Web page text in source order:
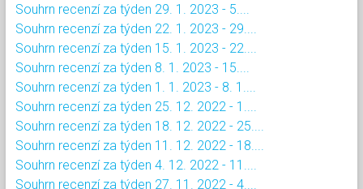
Souhrn recenzí za týden 29. 1. 2023 - 5....
Souhrn recenzí za týden 22. 1. 2023 - 29....
Souhrn recenzí za týden 15. 1. 2023 - 22....
Souhrn recenzí za týden 8. 1. 2023 - 15....
Souhrn recenzí za týden 1. 1. 2023 - 8. 1....
Souhrn recenzí za týden 25. 12. 2022 - 1....
Souhrn recenzí za týden 18. 12. 2022 - 25....
Souhrn recenzí za týden 11. 12. 2022 - 18....
Souhrn recenzí za týden 4. 12. 2022 - 11....
Souhrn recenzí za týden 27. 11. 2022 - 4....